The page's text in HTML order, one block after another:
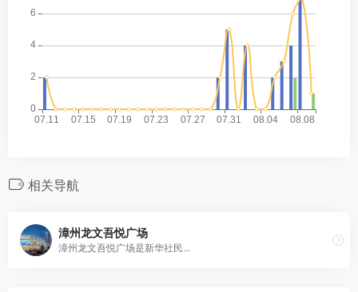
相关导航
漳州龙文吾悦广场
漳州龙文吾悦广场是新华社民...